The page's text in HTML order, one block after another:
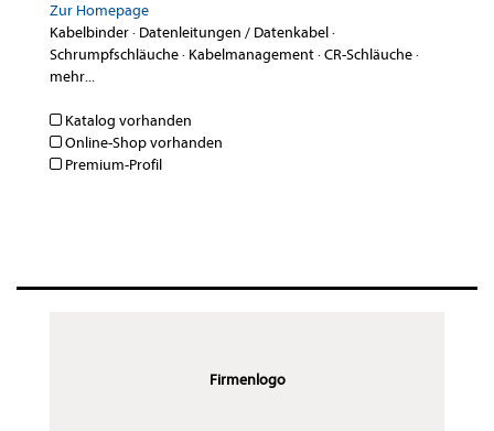
Zur Homepage
Kabelbinder· Datenleitungen / Datenkabel·
Schrumpfschläuche· Kabelmanagement·CR-Schläuche·
mehr...
Katalog vorhanden
Online-Shop vorhanden
Premium-Profil
Firmenlogo